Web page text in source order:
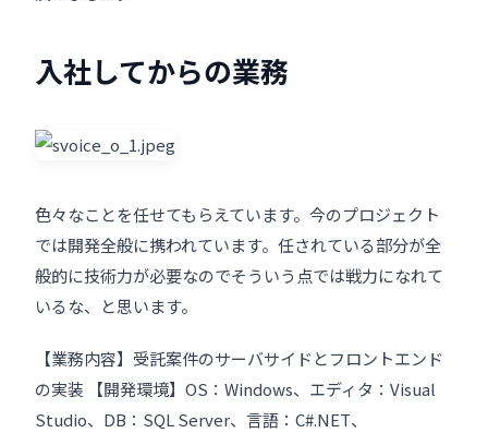
入社してからの業務
色々なことを任せてもらえています。今のプロジェクト
では開発全般に携われています。任されている部分が全
般的に技術力が必要なのでそういう点では戦力になれて
いるな、と思います。
【業務内容】受託案件のサーバサイドとフロントエンド
の実装 【開発環境】OS：Windows、エディタ：Visual
Studio、DB：SQL Server、言語：C#.NET、